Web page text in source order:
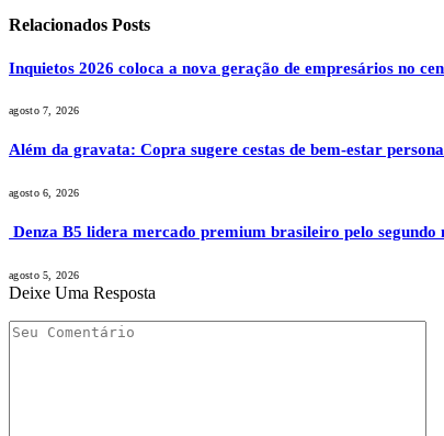
Relacionados Posts
Inquietos 2026 coloca a nova geração de empresários no
agosto 7, 2026
Além da gravata: Copra sugere cestas de bem-estar
agosto 6, 2026
Denza B5 lidera mercado premium brasileiro pelo segundo
agosto 5, 2026
Deixe Uma Resposta